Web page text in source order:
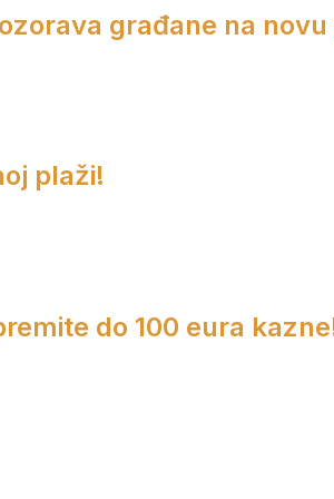
građane na
plaži!
do 100 eura